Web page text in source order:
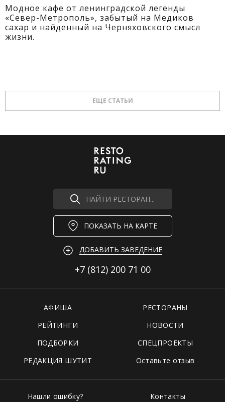
Модное кафе от ленинградской легенды
«Север-Метрополь», забытый на Медиков
сахар и найденный на Черняховского смысл
жизни.
ЕЩЕ СТАТЬИ
НАЙТИ РЕСТОРАН...
ПОКАЗАТЬ НА КАРТЕ
ДОБАВИТЬ ЗАВЕДЕНИЕ
+7 (812) 200 71 00
АФИША
РЕСТОРАНЫ
РЕЙТИНГИ
НОВОСТИ
ПОДБОРКИ
СПЕЦПРОЕКТЫ
РЕДАКЦИЯ ШУТИТ
Оставьте отзыв
Нашли ошибку?
Контакты